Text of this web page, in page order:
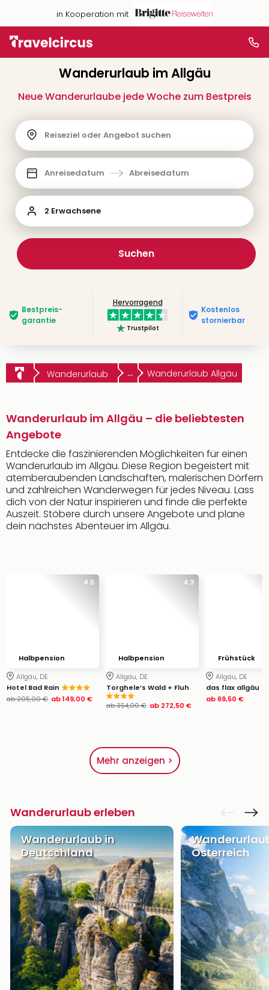
in Kooperation mit
Wanderurlaub im Allgäu
Neue Wanderurlaube jede Woche zum Bestpreis
Reiseziel oder Angebot suchen
Anreisedatum Abreisedatum
2 Erwachsene
Suchen
Bestpreis­
garantie
Hervorragend
Trustpilot
Kostenlos
stornierbar
Wanderurlaub ... Wanderurlaub Allgäu
Wanderurlaub im Allgäu – die beliebtesten
Angebote
Entdecke die faszinierenden Möglichkeiten für einen
Wanderurlaub im Allgäu. Diese Region begeistert mit
atemberaubenden Landschaften, malerischen Dörfern
und zahlreichen Wanderwegen für jedes Niveau. Lass
dich von der Natur inspirieren und finde die perfekte
Auszeit. Stöbere durch unsere Angebote und plane
dein nächstes Abenteuer im Allgäu.
4.5
Halbpension
Allgäu, DE
Hotel Bad Rain
ab205,00 € ab149,00 €
4.3
Halbpension
Allgäu, DE
Torghele’s Wald + Fluh
ab354,00 € ab 272,50 €
Frühstück
Allgäu, DE
das flax allgäu
ab 69,50 €
Mehr anzeigen >
Wanderurlaub erleben
Wanderurlaub in
Deutschland
Österreich